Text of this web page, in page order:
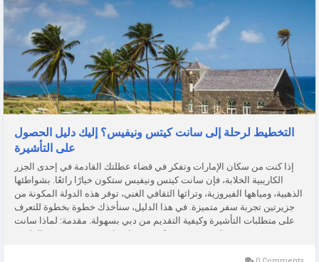
التخطيط لرحلة إلى سانت كيتس ونيفيس؟ إليك دليل الحصول
على التأشيرة
إذا كنت من سكان الإمارات وتفكر في قضاء عطلتك القادمة في إحدى الجزر
الكاريبية الخلابة، فإن سانت كيتس ونيفيس ستكون خيارًا رائعًا. بشواطئها
الذهبية، ومياهها الفيروزية، وتراثها الثقافي الغني، توفر هذه الدولة المكونة من
جزيرتين تجربة سفر متميزة. في هذا الدليل، سنأخذك خطوة بخطوة للتعرف
على متطلبات التأشيرة وكيفية التقديم من دبي بسهولة. مقدمة: لماذا سانت
كيتس ونيفيس؟ تجمع سانت كيتس ونيفيس بين الطبيعة...